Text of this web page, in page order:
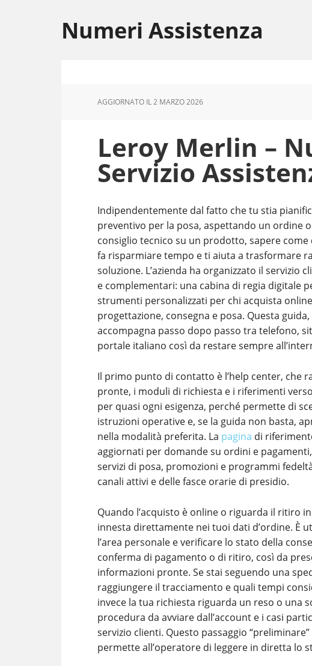
to
main
to
primary
to
footer
Numeri Assistenza
AGGIORNATO IL2 MARZO 2026
Leroy Merlin –
Servizio
Indipendentemente dal fatto che tu stia
preventivo per la posa, aspettando un ordine
consiglio tecnico su un prodotto, sapere
fa risparmiare tempo e ti aiuta a trasformare
soluzione. L’azienda ha organizzato il
e complementari: una cabina di regia digitale
strumenti personalizzati per chi acquista
progettazione, consegna e posa. Questa
accompagna passo dopo passo tra telefono,
portale italiano così da restare sempre
Il primo punto di contatto è l’help center, che
pronte, i moduli di richiesta e i riferimenti
per quasi ogni esigenza, perché permette di
istruzioni operative e, se la guida non basta,
nella modalità preferita. La pagina di
aggiornati per domande su ordini e
servizi di posa, promozioni e programmi
canali attivi e delle fasce orarie di presidio.
Quando l’acquisto è online o riguarda il ritiro
innesta direttamente nei tuoi dati d’ordine. È
l’area personale e verificare lo stato della
conferma di pagamento o di ritiro, così da
informazioni pronte. Se stai seguendo una
raggiungere il tracciamento e quali tempi
invece la tua richiesta riguarda un reso o una
procedura da avviare dall’account e i casi
servizio clienti. Questo passaggio
permette all’operatore di leggere in diretta lo